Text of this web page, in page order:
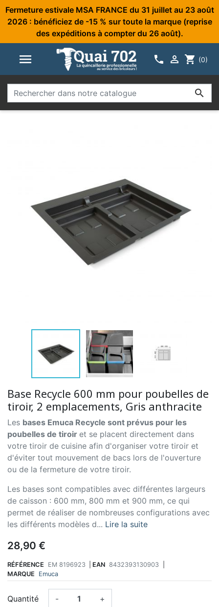
Fermeture estivale MSA FRANCE du 31 juillet au 23 août
2026 : bénéficiez de -15 % sur toute la marque (reprise
des expéditions à compter du 26 août).
   shopping_cart (0)

Base Recycle 600 mm pour poubelles de
tiroir, 2 emplacements, Gris anthracite
Les bases Emuca Recycle sont prévus pour les
poubelles de tiroir et se placent directement dans
votre tiroir de cuisine afin d'organiser votre tiroir et
d'éviter tout mouvement de bacs lors de l'ouverture
ou de la fermeture de votre tiroir.
Les bases sont compatibles avec différentes largeurs
de caisson : 600 mm, 800 mm et 900 mm, ce qui
permet de réaliser de nombreuses configurations avec
les différents modèles d... Lire la suite
28,90 €
RÉFÉRENCE EM 8196923 EAN 8432393130903
MARQUE
Emuca
Quantité - +